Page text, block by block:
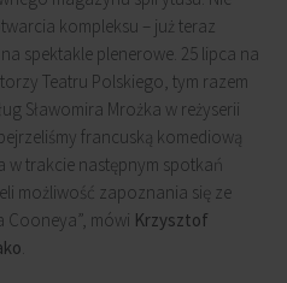
kompleksu – już teraz
spektakle plenerowe. 25 lipca na
Teatru Polskiego, tym razem
Sławomira Mrożka w reżyserii
francuską komediową
w trakcie następnym spotkań
możliwość zapoznania się ze
Cooneya”, mówi Krzysztof